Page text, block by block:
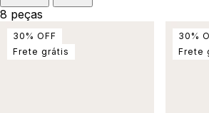
8 peças
30 % OFF
Frete grátis
30 %
Frete